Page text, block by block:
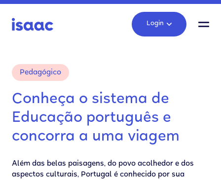
Login
Pedagógico
Conheça o sistema de
Educação português e
concorra a uma viagem
Além das belas paisagens, do povo acolhedor e dos
aspectos culturais, Portugal é conhecido por sua